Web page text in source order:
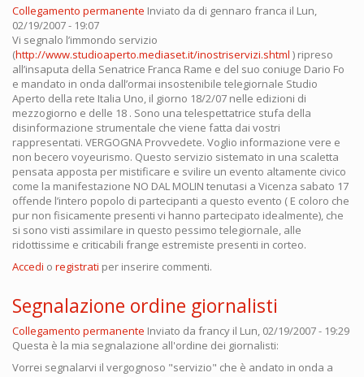
Collegamento permanente Inviato da di gennaro franca il Lun,
02/19/2007 - 19:07
Vi segnalo l’immondo servizio
(http://www.studioaperto.mediaset.it/inostriservizi.shtml ) ripreso
all’insaputa della Senatrice Franca Rame e del suo coniuge Dario Fo
e mandato in onda dall’ormai insostenibile telegiornale Studio
Aperto della rete Italia Uno, il giorno 18/2/07 nelle edizioni di
mezzogiorno e delle 18 . Sono una telespettatrice stufa della
disinformazione strumentale che viene fatta dai vostri
rappresentati. VERGOGNA Provvedete. Voglio informazione vere e
non becero voyeurismo. Questo servizio sistemato in una scaletta
pensata apposta per mistificare e svilire un evento altamente civico
come la manifestazione NO DAL MOLIN tenutasi a Vicenza sabato 17
offende l’intero popolo di partecipanti a questo evento ( E coloro che
pur non fisicamente presenti vi hanno partecipato idealmente), che
si sono visti assimilare in questo pessimo telegiornale, alle
ridottissime e criticabili frange estremiste presenti in corteo.
Accedi o registrati per inserire commenti.
Segnalazione ordine giornalisti
Collegamento permanente Inviato da francy il Lun, 02/19/2007 - 19:29
Questa è la mia segnalazione all'ordine dei giornalisti:
Vorrei segnalarvi il vergognoso "servizio" che è andato in onda a